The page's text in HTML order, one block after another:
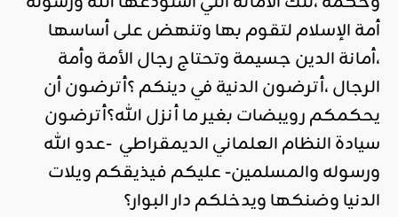
أمة الإسلام لتقوم بها وتنهض على أساسها
،أمانة الدين جسيمة وتحتاج رجال الأمة وأمة
الرجال ،أترضون الدنية في دينكم ؟أترضون أن
يحكمكم رويبضات بغير ما أنزل الله؟أترضون
سيادة النظام العلماني الديمقراطي -عدو الله
ورسوله والمسلمين- عليكم فيذيقكم ويلات
الدنيا وضنكها ويدخلكم دار البوار؟